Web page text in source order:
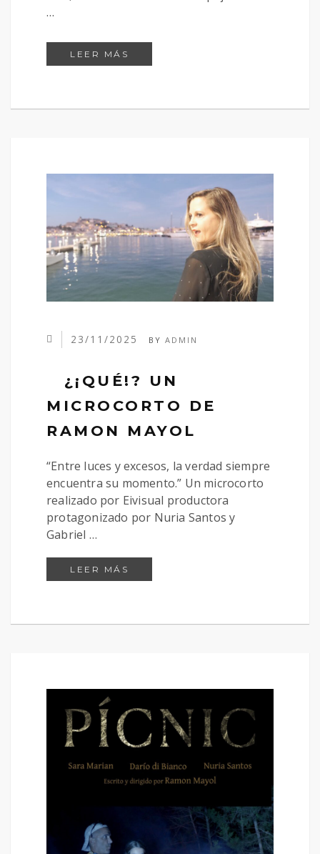
…
LEER MÁS
23/11/2025 BYADMIN
¿¡QUÉ!? UN
MICROCORTO DE
RAMON MAYOL
“Entre luces y excesos, la verdad siempre
encuentra su momento.” Un microcorto
realizado por Eivisual productora
protagonizado por Nuria Santos y
Gabriel …
LEER MÁS